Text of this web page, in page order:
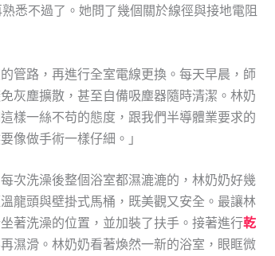
悉不過了。她問了幾個關於線徑與接地電阻
管路，再進行全室電線更換。每天早晨，師
灰塵擴散，甚至自備吸塵器隨時清潔。林奶
樣一絲不苟的態度，跟我們半導體業要求的
像做手術一樣仔細。」
次洗澡後整個浴室都濕漉漉的，林奶奶好幾
龍頭與壁掛式馬桶，既美觀又安全。最讓林
著洗澡的位置，並加裝了扶手。接著進行乾
濕滑。林奶奶看著煥然一新的浴室，眼眶微